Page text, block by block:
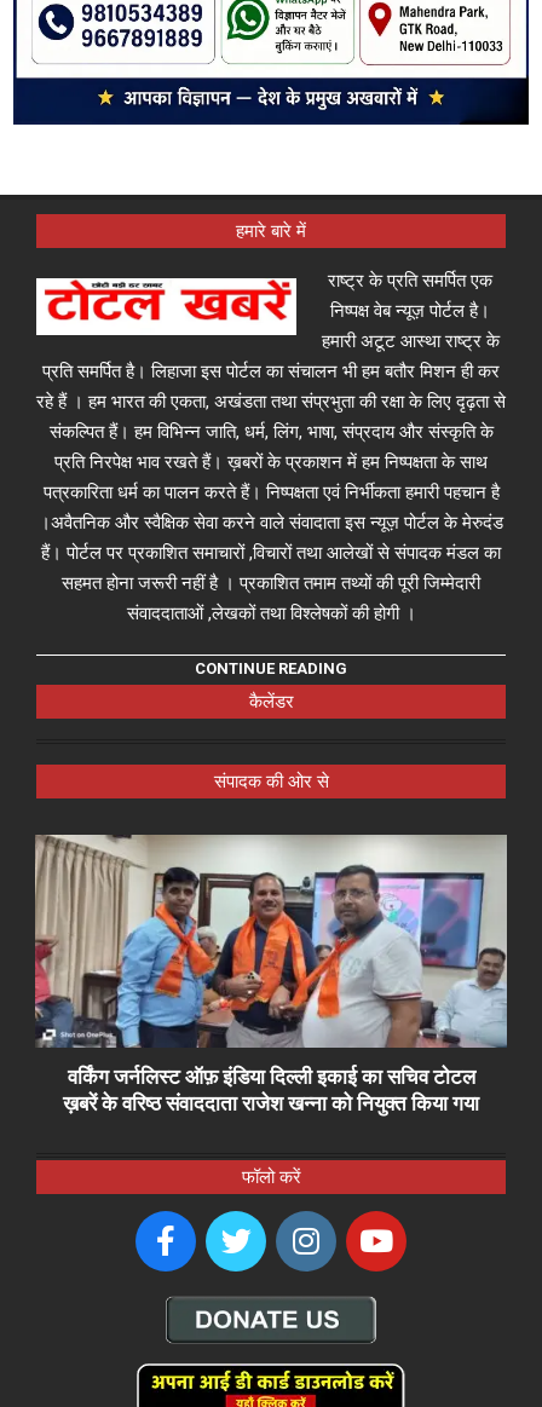
हमारे बारे में
राष्ट्र के प्रति समर्पित एक
निष्पक्ष वेब न्यूज़ पोर्टल है।
हमारी अटूट आस्था राष्ट्र के
प्रति समर्पित है। लिहाजा इस पोर्टल का संचालन भी हम बतौर मिशन ही कर
रहे हैं । हम भारत की एकता, अखंडता तथा संप्रभुता की रक्षा के लिए दृढ़ता से
संकल्पित हैं। हम विभिन्न जाति, धर्म, लिंग, भाषा, संप्रदाय और संस्कृति के
प्रति निरपेक्ष भाव रखते हैं। ख़बरों के प्रकाशन में हम निष्पक्षता के साथ
पत्रकारिता धर्म का पालन करते हैं। निष्पक्षता एवं निर्भीकता हमारी पहचान है
।अवैतनिक और स्वैक्षिक सेवा करने वाले संवादाता इस न्यूज़ पोर्टल के मेरुदंड
हैं। पोर्टल पर प्रकाशित समाचारों ,विचारों तथा आलेखों से संपादक मंडल का
सहमत होना जरूरी नहीं है । प्रकाशित तमाम तथ्यों की पूरी जिम्मेदारी
संवाददाताओं ,लेखकों तथा विश्लेषकों की होगी ।
CONTINUE READING
कैलेंडर
संपादक की ओर से
वर्किंग जर्नलिस्ट ऑफ़ इंडिया दिल्ली इकाई का सचिव टोटल
ख़बरें के वरिष्ठ संवाददाता राजेश खन्ना को नियुक्त किया गया
फॉलो करें